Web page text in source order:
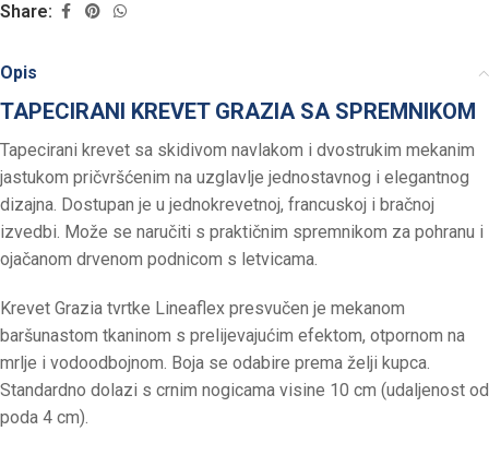
Share:
Opis
TAPECIRANI KREVET GRAZIA SA SPREMNIKOM
Tapecirani krevet sa skidivom navlakom i dvostrukim mekanim
jastukom pričvršćenim na uzglavlje jednostavnog i elegantnog
dizajna. Dostupan je u jednokrevetnoj, francuskoj i bračnoj
izvedbi. Može se naručiti s praktičnim spremnikom za pohranu i
ojačanom drvenom podnicom s letvicama.
Krevet Grazia tvrtke Lineaflex presvučen je mekanom
baršunastom tkaninom s prelijevajućim efektom, otpornom na
mrlje i vodoodbojnom. Boja se odabire prema želji kupca.
Standardno dolazi s crnim nogicama visine 10 cm (udaljenost od
poda 4 cm).